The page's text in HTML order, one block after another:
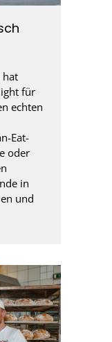
hat
für
echten
Eat-
oder
in
und